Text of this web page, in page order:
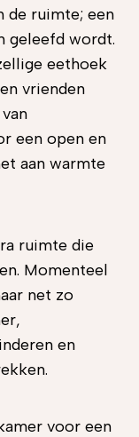
de ruimte; een
geleefd wordt.
eethoek
vrienden
een open en
aan warmte
ruimte die
Momenteel
net zo
en
voor een